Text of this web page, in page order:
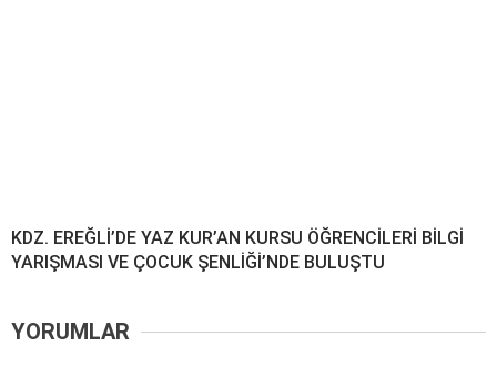
KDZ. EREĞLİ’DE YAZ KUR’AN KURSU ÖĞRENCİLERİ BİLGİ
YARIŞMASI VE ÇOCUK ŞENLİĞİ’NDE BULUŞTU
YORUMLAR